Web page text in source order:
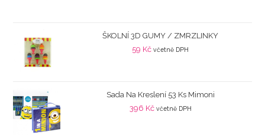
ŠKOLNÍ 3D GUMY / ZMRZLINKY
59 Kč včetně DPH
Sada Na Kreslení 53 Ks Mimoni
396 Kč včetně DPH